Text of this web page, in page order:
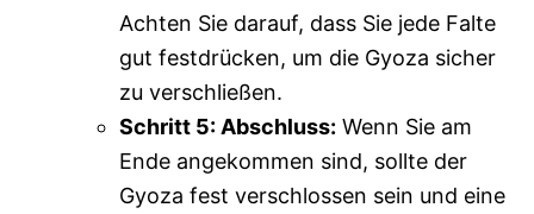
Achten Sie darauf, dass Sie jede Falte
gut festdrücken, um die Gyoza sicher
zu verschließen.
Schritt 5: Abschluss: Wenn Sie am
Ende angekommen sind, sollte der
Gyoza fest verschlossen sein und eine